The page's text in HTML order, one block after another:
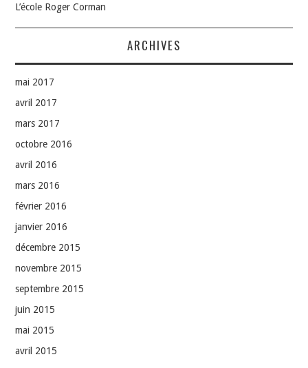
L’école Roger Corman
ARCHIVES
mai 2017
avril 2017
mars 2017
octobre 2016
avril 2016
mars 2016
février 2016
janvier 2016
décembre 2015
novembre 2015
septembre 2015
juin 2015
mai 2015
avril 2015